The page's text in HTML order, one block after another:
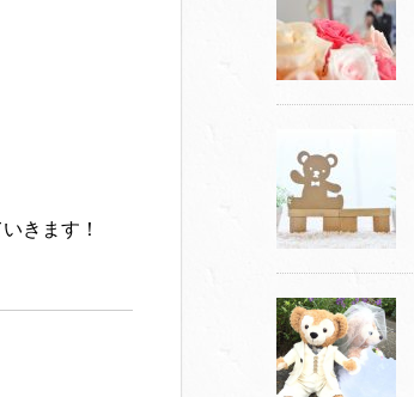
きます！